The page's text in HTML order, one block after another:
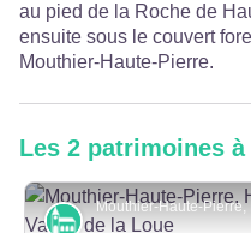
au pied de la Roche de
ensuite sous le couvert
Mouthier-Haute-Pierre.
Les 2 patrimoines
Monuments et